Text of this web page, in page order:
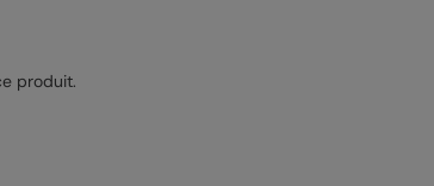
produit.